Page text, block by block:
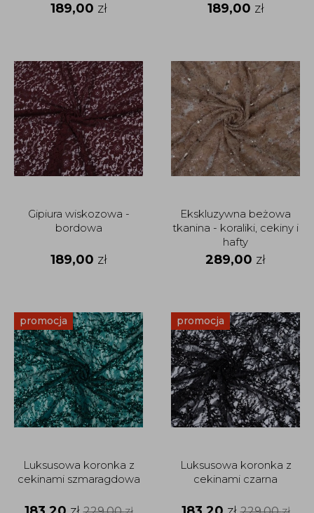
189,00 zł 189,00 zł
Gipiura wiskozowa -
bordowa
189,00 zł
Ekskluzywna beżowa
tkanina - koraliki, cekiny i
hafty
289,00 zł
promocja
Luksusowa koronka z
cekinami szmaragdowa
promocja
Luksusowa koronka z
cekinami czarna